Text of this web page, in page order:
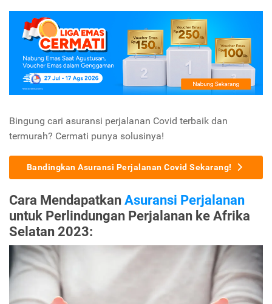
Bingung cari asuransi perjalanan Covid terbaik dan
termurah? Cermati punya solusinya!
Bandingkan Asuransi Perjalanan Covid Sekarang!
Cara MendapatkanAsuransi Perjalanan
untuk Perlindungan Perjalanan ke Afrika
Selatan 2023: